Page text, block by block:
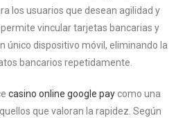
los usuarios que desean agilidad y
vincular tarjetas bancarias y
único dispositivo móvil, eliminando la
bancarios repetidamente.
casino online google pay como una
que valoran la rapidez. Según